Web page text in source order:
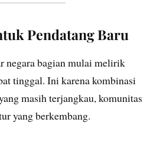
Pendatang Baru
negara bagian mulai melirik
tinggal. Ini karena kombinasi
masih terjangkau, komunitas
yang berkembang.